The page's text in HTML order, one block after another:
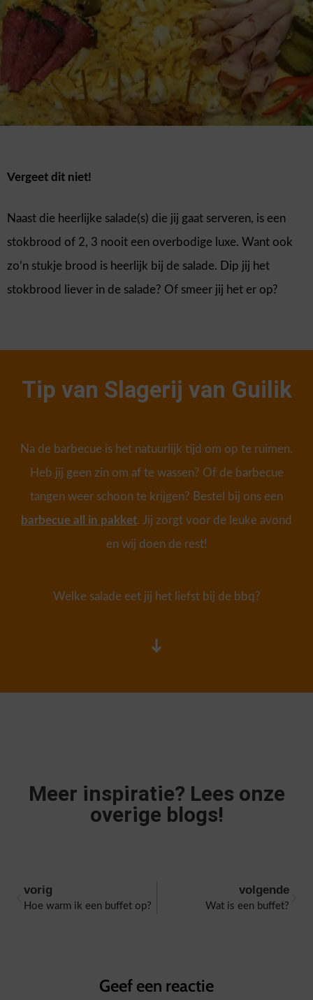
Vergeet dit niet!
Naast die heerlijke salade(s) die jij gaat serveren, is een
stokbrood of 2, 3 nooit een overbodige luxe. Want ook
zo’n stukje brood is heerlijk bij de salade. Dip jij het
stokbrood liever in de salade? Of smeer jij het er op?
Tip van Slagerij van Guilik
Na de barbecue is het natuurlijk tijd om op te ruimen.
Heb jij geen zin om af te wassen? Of de barbecue
tangen weer schoon te krijgen? Bestel bij ons een
barbecue all in pakket. Jij zorgt voor de leuke avond
en wij doen de rest!
Welke salade eet jij het liefst bij de bbq?
Meer inspiratie? Lees onze
overige blogs!
vorig
Hoe warm ik een buffet op?
volgende
Wat is een buffet?
Geef een reactie